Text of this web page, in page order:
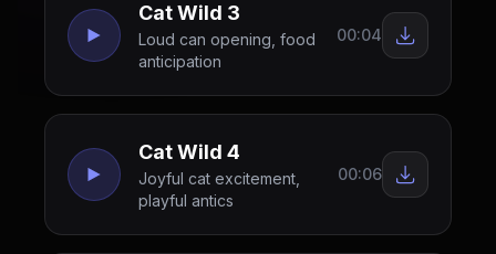
Cat Wild 3
Loud can opening, food
anticipation
00:04
Cat Wild 4
Joyful cat excitement,
playful antics
00:06